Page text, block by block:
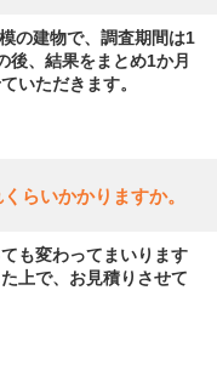
の建物で、調査期間は1
後、結果をまとめ1か月
いただきます。
らいかかりますか。
も変わってまいります
上で、お見積りさせて